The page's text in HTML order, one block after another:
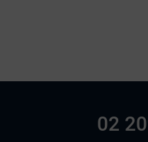
02